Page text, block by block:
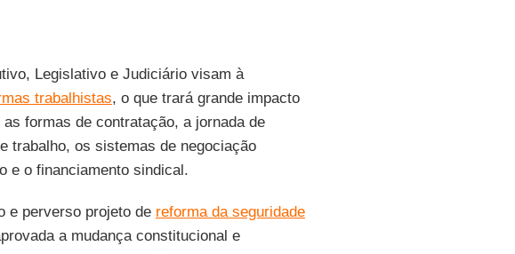
Legislativo e Judiciário visam à
trabalhistas, o que trará grande impacto
formas de contratação, a jornada de
trabalho, os sistemas de negociação
e o financiamento sindical.
e perverso projeto de reforma da seguridade
a mudança constitucional e